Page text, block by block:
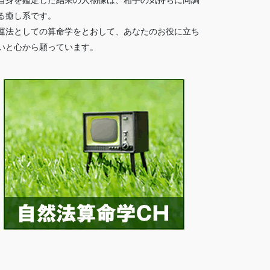
癒し系です。
法としての算命学をとおして、あなたのお役に立ち
と心から願っています。